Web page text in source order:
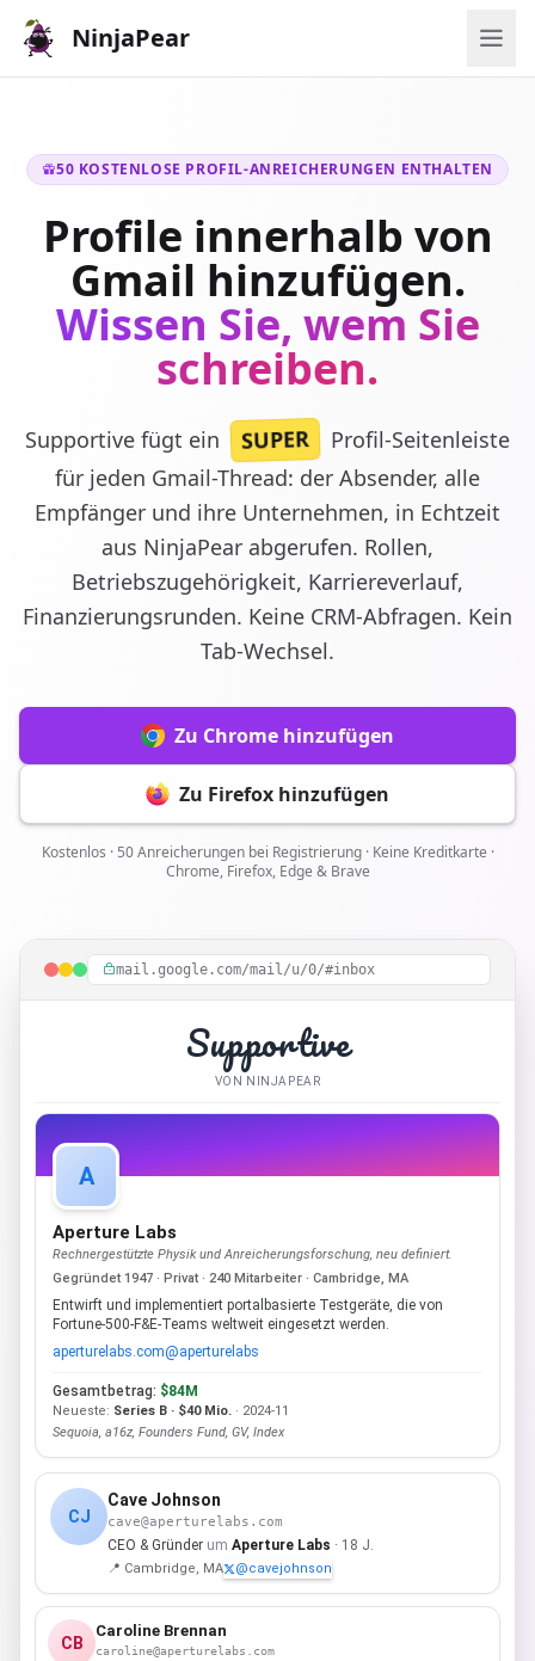
NinjaPear
50 KOSTENLOSE PROFIL-ANREICHERUNGEN ENTHALTEN
Profile innerhalb von
Gmail hinzufügen.
Wissen Sie, wem Sie
schreiben.
Supportive fügt ein SUPER
Profil-Seitenleiste
für jeden Gmail-Thread: der Absender, alle
Empfänger und ihre Unternehmen, in Echtzeit
aus NinjaPear abgerufen. Rollen,
Betriebszugehörigkeit, Karriereverlauf,
Finanzierungsrunden. Keine CRM-Abfragen. Kein
Tab-Wechsel.
Zu Chrome hinzufügen
Zu Firefox hinzufügen
Kostenlos · 50 Anreicherungen bei Registrierung · Keine Kreditkarte ·
Chrome, Firefox, Edge & Brave
mail.google.com/mail/u/0/#inbox
Supportive
VON NINJAPEAR
A
Aperture Labs
Rechnergestützte Physik und Anreicherungsforschung, neu definiert.
Gegründet 1947 · Privat · 240 Mitarbeiter · Cambridge, MA
Entwirft und implementiert portalbasierte Testgeräte, die von
Fortune-500-F&E-Teams weltweit eingesetzt werden.
aperturelabs.com@aperturelabs
Gesamtbetrag: $84M
Neueste: Series B · $40 Mio. · 2024-11
Sequoia, a16z, Founders Fund, GV, Index
CJ
Cave Johnson
cave@aperturelabs.com
CEO & Gründer um Aperture Labs · 18 J.
📍 Cambridge, MA @cavejohnson
CB
Caroline Brennan
caroline@aperturelabs.com